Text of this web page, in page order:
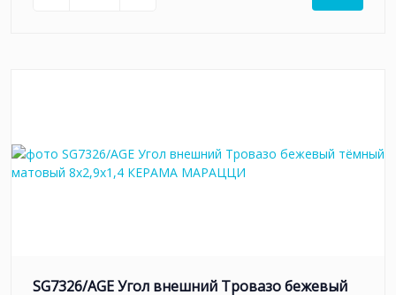
SG7326/AGE Угол внешний Тровазо бежевый